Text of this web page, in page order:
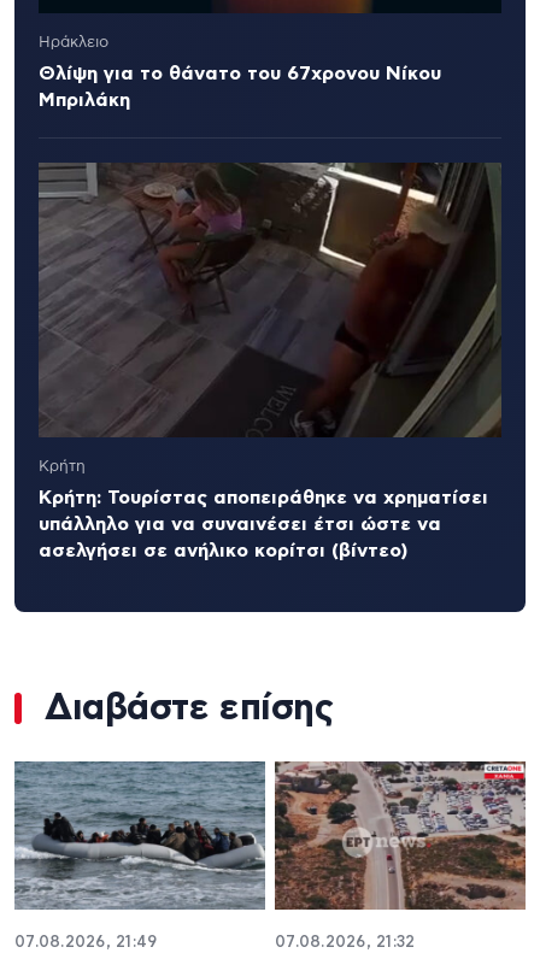
Ηράκλειο
Θλίψη για το θάνατο του 67χρονου Νίκου
Μπριλάκη
Κρήτη
Κρήτη: Τουρίστας αποπειράθηκε να χρηματίσει
υπάλληλο για να συναινέσει έτσι ώστε να
ασελγήσει σε ανήλικο κορίτσι (βίντεο)
Διαβάστε επίσης
07.08.2026, 21:49 07.08.2026, 21:32